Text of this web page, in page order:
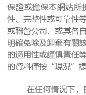
保證或擔保本網站所
性、完整性或可靠性
或聯營公司、或其各
明確免除及卸棄有關
的適用性或謹慎責任
的資料僅按“現況”提
在任何情況下，即